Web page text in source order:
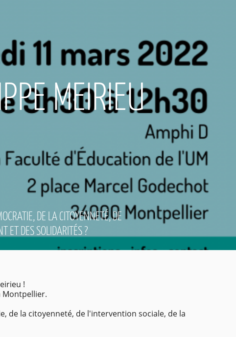
MEIRIEU
DE LA CITOYENNETÉ, DE
ET DES SOLIDARITÉS ?
!
Montpellier.
de la citoyenneté, de l'intervention sociale, de la